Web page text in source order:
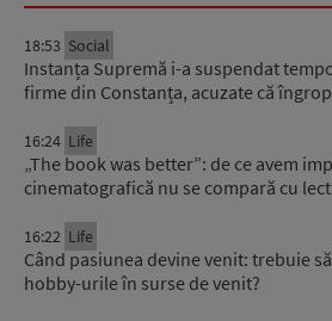
18:53 Social
Instanța Supremă i-a suspendat
firme din Constanța, acuzate că
16:24 Life
„The book was better”: de ce avem
cinematografică nu se compară cu
16:22 Life
Când pasiunea devine venit: trebuie
hobby-urile în surse de venit?